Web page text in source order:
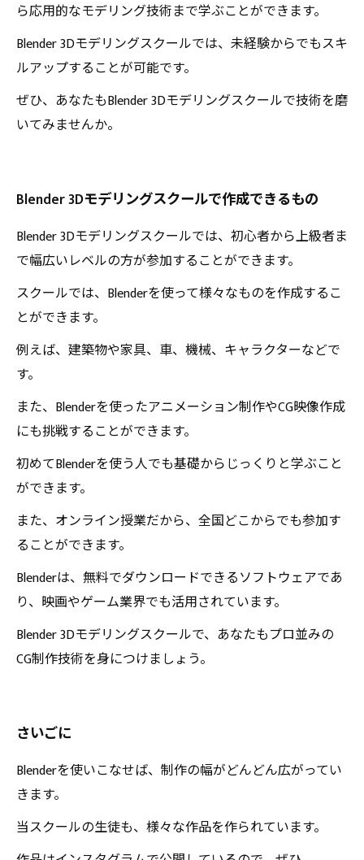
ら応用的なモデリング技術まで学ぶことができます。
Blender 3Dモデリングスクールでは、未経験からでもスキ
ルアップすることが可能です。
ぜひ、あなたもBlender 3Dモデリングスクールで技術を磨
いてみませんか。
Blender 3Dモデリングスクールで作成できるもの
Blender 3Dモデリングスクールでは、初心者から上級者ま
で幅広いレベルの方が参加することができます。
スクールでは、Blenderを使って様々なものを作成するこ
とができます。
例えば、建築物や家具、車、機械、キャラクターなどで
す。
また、Blenderを使ったアニメーション制作やCG映像作成
にも挑戦することができます。
初めてBlenderを使う人でも基礎からじっくりと学ぶこと
ができます。
また、オンライン授業だから、全国どこからでも参加す
ることができます。
Blenderは、無料でダウンロードできるソフトウェアであ
り、映画やゲーム業界でも活用されています。
Blender 3Dモデリングスクールで、あなたもプロ並みの
CG制作技術を身につけましょう。
さいごに
Blenderを使いこなせば、制作の幅がどんどん広がってい
きます。
当スクールの生徒も、様々な作品を作られています。